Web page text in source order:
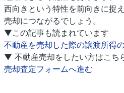
西向きという特性を前向きに捉
売却につながるでしょう。
▼この記事も読まれています
不動産を売却した際の譲渡所得
▼ 不動産売却をしたい方はこち
売却査定フォームへ進む